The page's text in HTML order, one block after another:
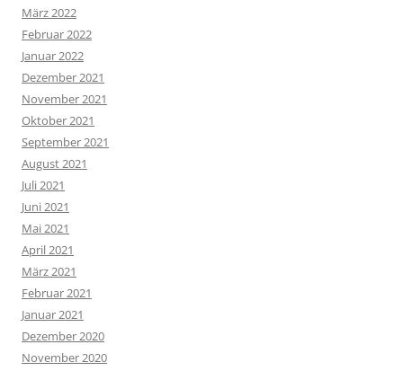
März 2022
Februar 2022
Januar 2022
Dezember 2021
November 2021
Oktober 2021
September 2021
August 2021
Juli 2021
Juni 2021
Mai 2021
April 2021
März 2021
Februar 2021
Januar 2021
Dezember 2020
November 2020